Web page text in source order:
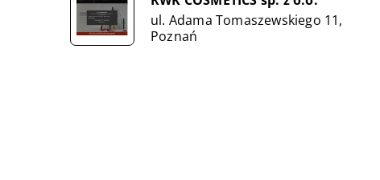
ul. Adama Tomaszewskiego 11,
Poznań